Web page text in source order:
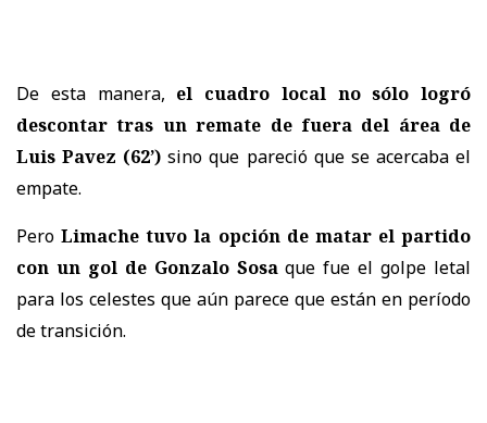
De esta manera, el cuadro local no sólo logró
descontar tras un remate de fuera del área de
Luis Pavez (62’) sino que pareció que se acercaba el
empate.
PeroLimache tuvo la opción de matar el partido
con un gol de Gonzalo Sosaque fue el golpe letal
para los celestes que aún parece que están en período
de transición.